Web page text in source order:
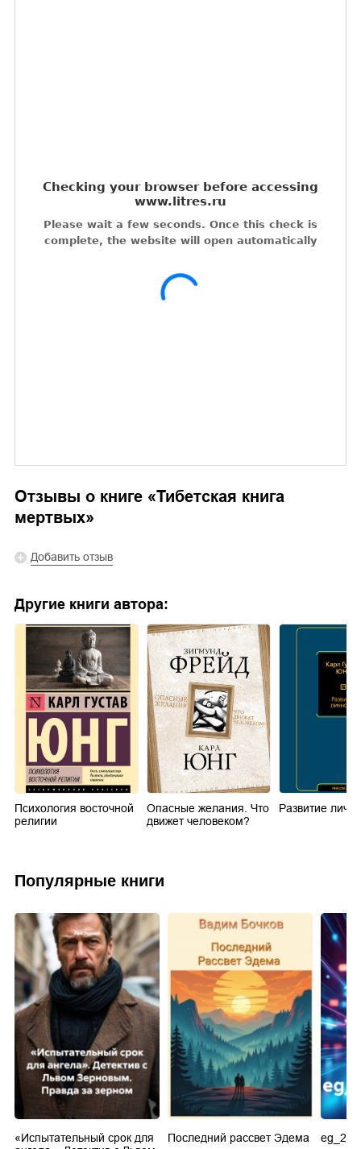
Отзывы о книге «Тибетская книга
мертвых»
Добавить отзыв
Другие книги автора:
Психология восточной
религии
Опасные желания. Что
движет человеком?
Развитие
Популярные книги
«Испытательный срок для
Последний рассвет Эдема